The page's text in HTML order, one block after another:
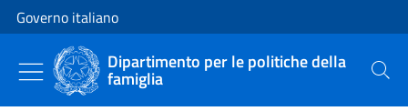
Vai al contenuto
Vai alla navigazione del sito
Governo italiano
Dipartimento per le politiche della
famiglia Cerca